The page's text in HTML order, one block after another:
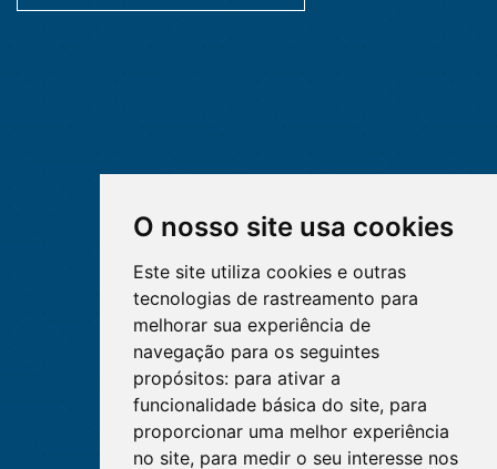
O nosso site usa cookies
Este site utiliza cookies e outras
tecnologias de rastreamento para
melhorar sua experiência de
navegação para os seguintes
propósitos: para ativar a
funcionalidade básica do site, para
proporcionar uma melhor experiência
no site, para medir o seu interesse nos